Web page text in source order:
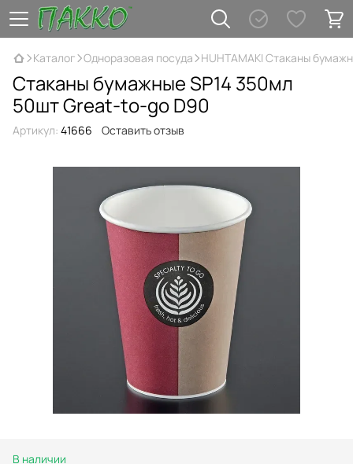
Каталог Одноразовая посуда HUHTAMAKI Стаканы
Стаканы бумажные SP14 350мл
50шт Great-to-go D90
Артикул: 41666 Оставить отзыв
В наличии